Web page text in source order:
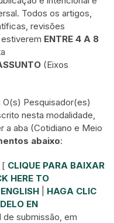
Todos os artigos,
revisões
ENTRE 4 A 8
(Eixos
O(s) Pesquisador(es)
nesta modalidade,
a aba (Cotidiano e Meio
abaixo:
[ CLIQUE PARA BAIXAR
HERE TO
HAGA CLIC
EN
submissão, em